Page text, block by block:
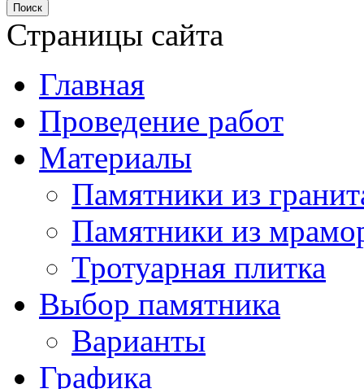
Страницы сайта
Главная
Проведение работ
Материалы
Памятники из
Памятники из
Тротуарная плитка
Выбор памятника
Варианты
Графика